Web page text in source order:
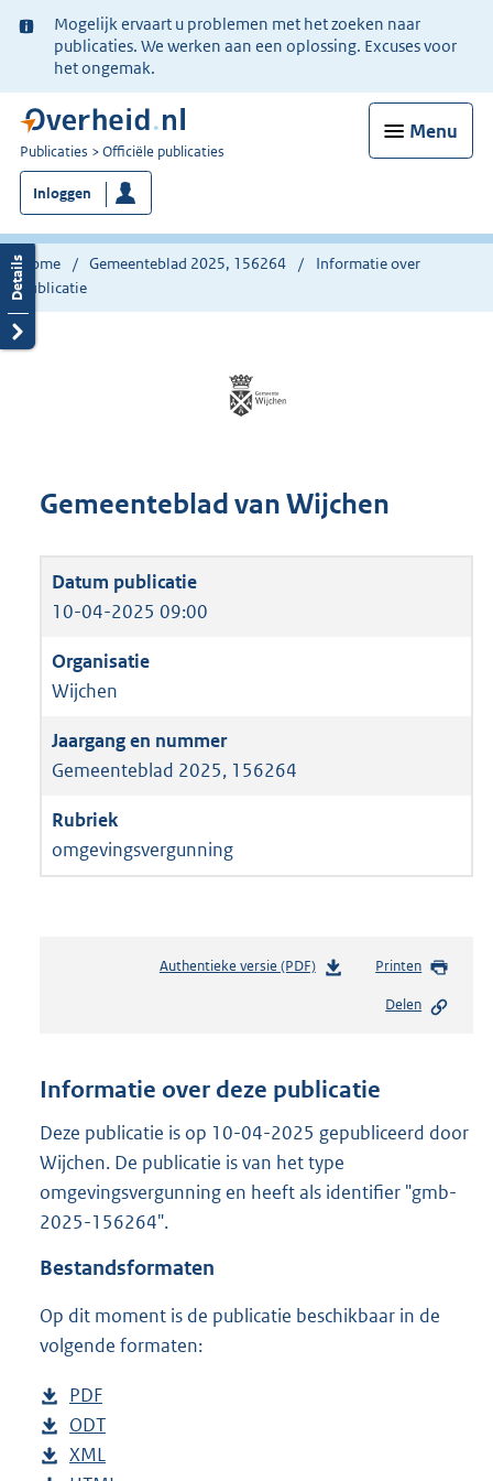
Ter
informatie:
Mogelijk ervaart u problemen met het zoeken naar
publicaties. We werken aan een oplossing. Excuses voor
het ongemak.
Menu
U
bent
nu
hier:
Publicaties Officiële publicaties
Inloggen
Home Gemeenteblad 2025, 156264
Informatie over
publicatie
Gemeenteblad van Wijchen
10-04-2025 09:00
Wijchen
Gemeenteblad 2025, 156264
omgevingsvergunning
Authentieke versie (PDF)b
n
s
r
o
:
Printen
Delen
Informatie over deze publicatie
Deze publicatie is op 10-04-2025 gepubliceerd door
Wijchen. De publicatie is van het type
omgevingsvergunning en heeft als identifier "gmb-
2025-156264".
Bestandsformaten
Op dit moment is de publicatie beschikbaar in de
volgende formaten:
D
o
w
PDF
e
s
D
o
ODT
D
XML